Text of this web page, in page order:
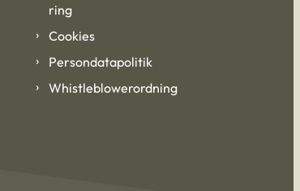
ring
Cookies
Persondatapolitik
Whistleblowerordning